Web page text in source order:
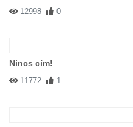
12998 0
Nincs cím!
11772 1